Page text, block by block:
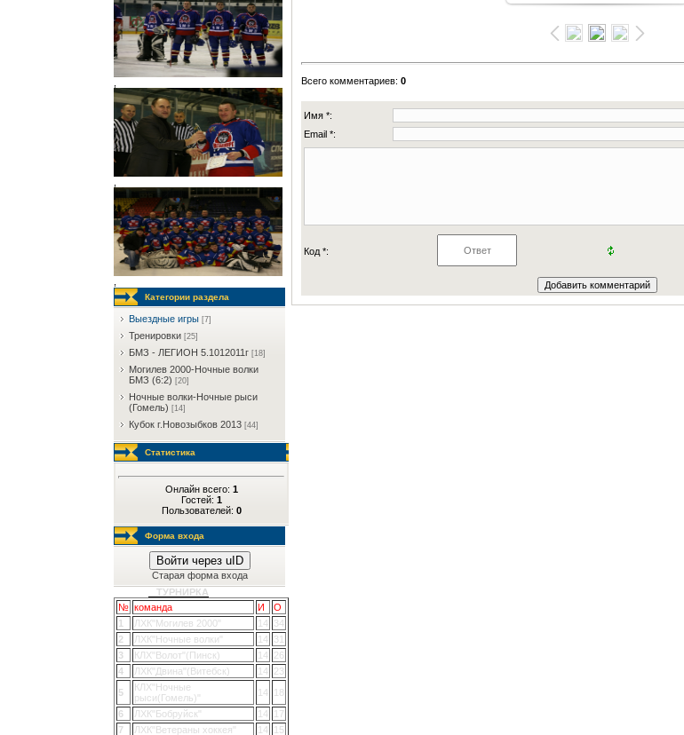
Категории раздела
Выездные игры [7]
Тренировки [25]
БМЗ - ЛЕГИОН 5.1012011г [18]
Могилев 2000-Ночные волки
БМЗ (6:2) [20]
Ночные волки-Ночные рыси
(Гомель) [14]
Кубок г.Новозыбков 2013 [44]
Статистика
Онлайн всего: 1
Гостей: 1
Пользователей: 0
Форма входа
Войти через uID
Старая форма входа
ТУРНИРКА
№ команда И
О
1
ЛХК"Могилев 2000" 14
34
2
ЛХК"Ночные волки" 14
31
3
КЛХ"Волот"(Пинск) 14
26
4
ЛХК"Двина"(Витебск) 14
23
5
КЛХ"Ночные
рыси(Гомель)"
14
18
6
ЛХК"Бобруйск" 14
17
7
ЛХК"Ветераны хоккея" 14 15
Всего комментариев: 0
Имя *:
Email *:
Код *: